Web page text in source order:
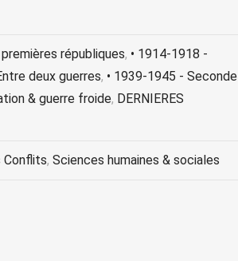
républiques, • 1914-1918 -
deux guerres, • 1939-1945 - Seconde
& guerre froide, DERNIERES
Conflits, Sciences humaines & sociales